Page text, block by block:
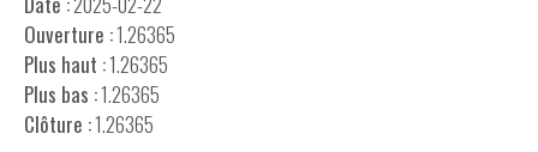
Ouverture :1.26365
Plus haut :1.26365
Plus bas :1.26365
Clôture :1.26365